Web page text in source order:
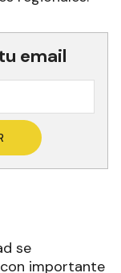
email
se
importante